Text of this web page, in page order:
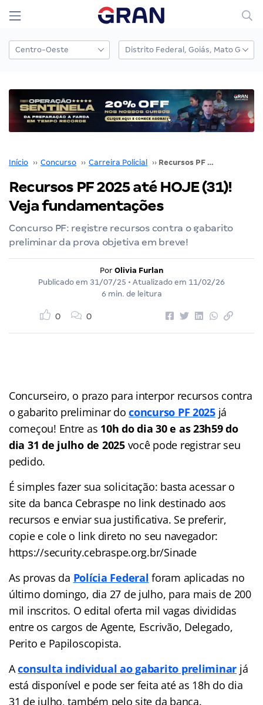
Início ›› Concurso ›› Carreira Policial ›› Recursos PF 2025 até HOJE (31)! Veja fundamentações
Recursos PF 2025 até HOJE (31)!
Veja fundamentações
Concurso PF: registre recursos contra o gabarito
preliminar da prova objetiva em breve!
Por Olivia Furlan
Publicado em 31/07/25 • Atualizado em 11/02/26
6 min. de leitura
0 0
Concurseiro, o prazo para interpor recursos contra
o gabarito preliminar doconcurso PF 2025já
começou! Entre as 10h do dia 30 e as 23h59 do
dia 31 de julho de 2025você pode registrar seu
pedido.
É simples fazer sua solicitação: basta acessar o
site da banca Cebraspe no link destinado aos
recursos e enviar sua justificativa. Se preferir,
copie e cole o link direto no seu navegador:
https://security.cebraspe.org.br/Sinade
As provas da Polícia Federal foram aplicadas no
último domingo, dia 27 de julho, para mais de 200
mil inscritos. O edital oferta mil vagas divididas
entre os cargos de Agente, Escrivão, Delegado,
Perito e Papiloscopista.
Aconsulta individual ao gabarito preliminar já
está disponível e pode ser feita até as 18h do dia
31 de julho, também pelo site da banca.